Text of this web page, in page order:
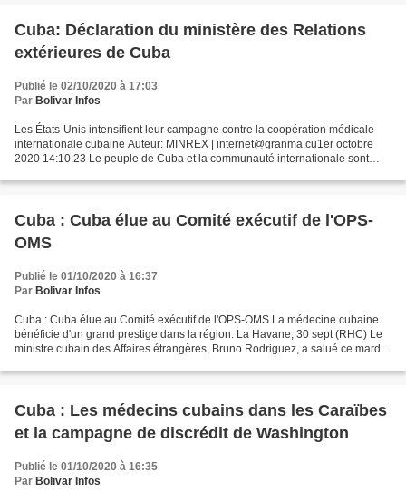
Cuba: Déclaration du ministère des Relations
extérieures de Cuba
Publié le 02/10/2020 à 17:03
Par Bolivar Infos
Les États-Unis intensifient leur campagne contre la coopération médicale
internationale cubaine Auteur: MINREX | internet@granma.cu1er octobre
2020 14:10:23 Le peuple de Cuba et la communauté internationale sont
Cuba : Cuba élue au Comité exécutif de l'OPS-
OMS
Publié le 01/10/2020 à 16:37
Par Bolivar Infos
Cuba : Cuba élue au Comité exécutif de l'OPS-OMS La médecine cubaine
bénéficie d'un grand prestige dans la région. La Havane, 30 sept (RHC) Le
ministre cubain des Affaires étrangères, Bruno Rodriguez, a salué ce mardi
Cuba : Les médecins cubains dans les Caraïbes
et la campagne de discrédit de Washington
Publié le 01/10/2020 à 16:35
Par Bolivar Infos